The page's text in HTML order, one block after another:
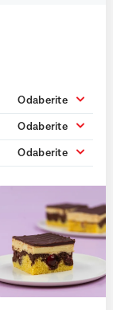
Odaberite
Odaberite
Odaberite